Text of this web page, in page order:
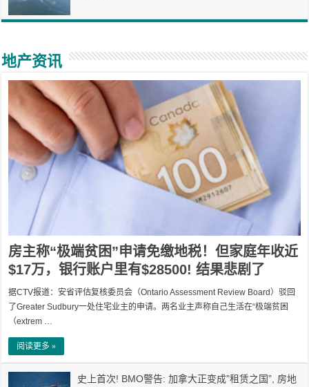
地产资讯
房主称“极端贫困”申请免缴地税！但家庭年收近
$17万，银行账户里有$28500! 结果悲剧了
据CTV报道：安省评估复核委员会（Ontario Assessment Review Board）驳回
了Greater Sudbury一处住宅业主的申请。两名业主声称自己生活在“极端贫困
（extrem …
阅读更多 »
史上首次! BMO警告: 加拿大正变成”租赁之国”, 房地